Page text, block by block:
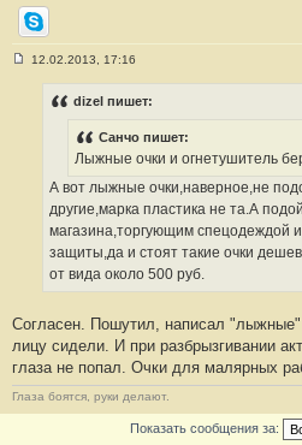
Skype
12.02.2013, 17:16
dizel пишет:
Санчо пишет:
Лыжные очки и огнетушитель
А вот лыжные очки,наверное,не
другие,марка пластика не та.А
магазина,торгующим спецодеждой
защиты,да и стоят такие очки
от вида около 500 руб.
Согласен. Пошутил, написал "лыжные"
лицу сидели. И при разбрызгивании
глаза не попал. Очки для малярных
Глаза боятся, руки делают.
Показать сообщения за: